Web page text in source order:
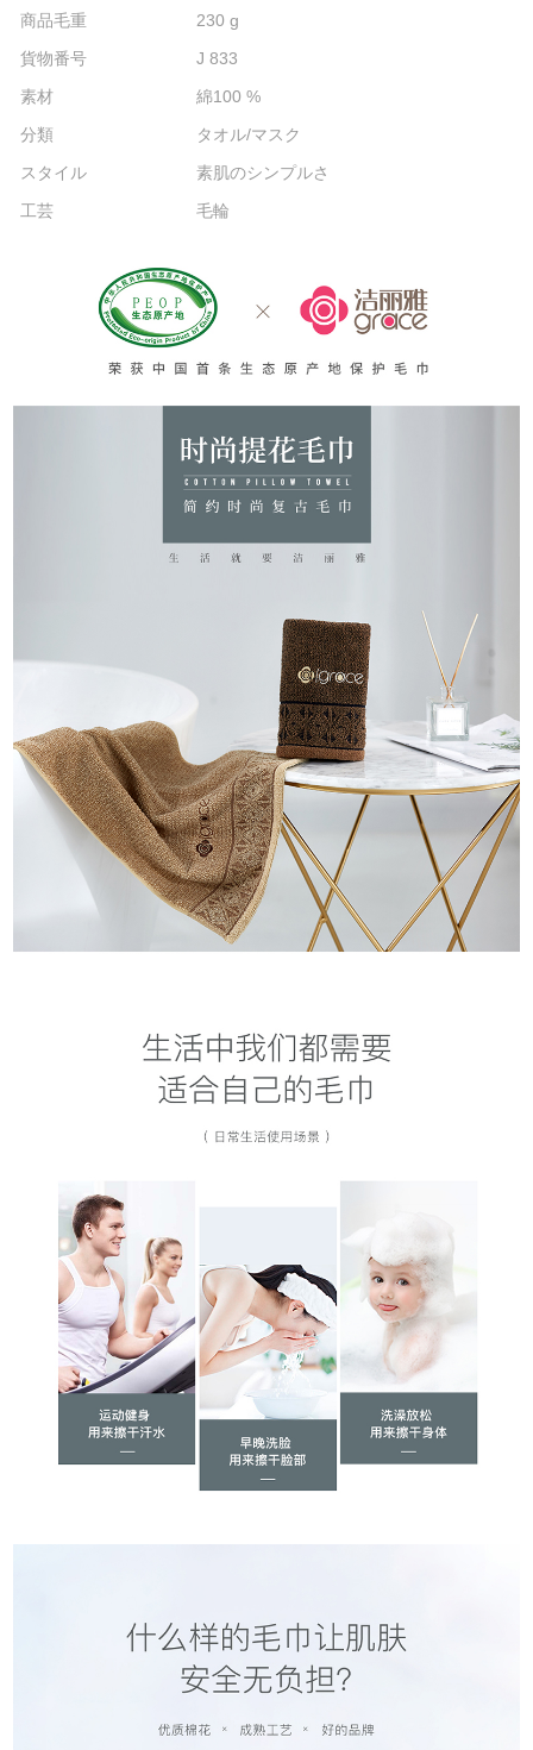
商品毛重
230 g
貨物番号
J 833
素材
綿100 %
分類
タオル/マスク
スタイル
素肌のシンプルさ
工芸
毛輪